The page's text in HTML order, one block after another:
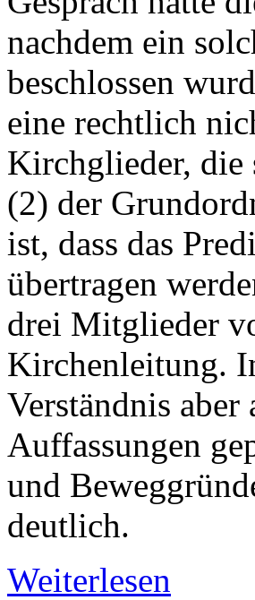
nachdem ein
beschlossen
eine rechtlich
Kirchglieder, die
(2) der
ist, dass das
übertragen
drei Mitglieder
Kirchenleitung.
Verständnis
Auffassungen
und
deutlich.
Weiterlesen